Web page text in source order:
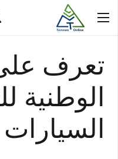
تعرف
الوطنية
السيارات